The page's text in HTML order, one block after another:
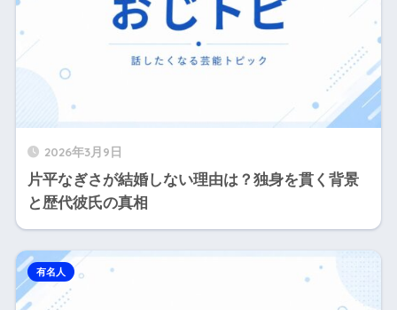
2026年3月9日
片平なぎさが結婚しない理由は？独身を貫く背景
と歴代彼氏の真相
有名人